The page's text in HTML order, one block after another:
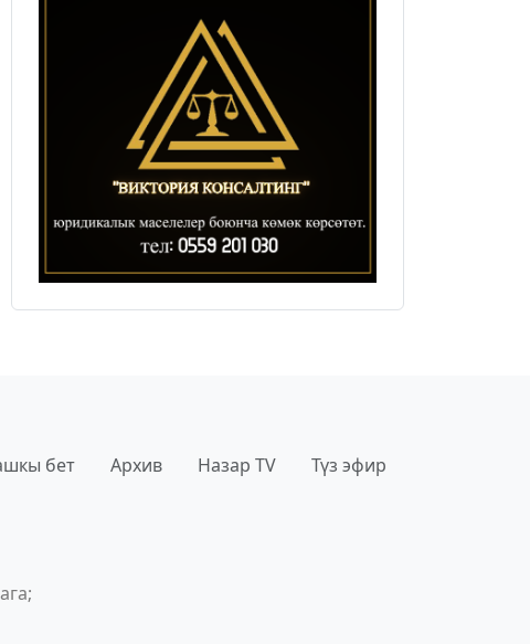
бет Архив Назар TV Түз эфир